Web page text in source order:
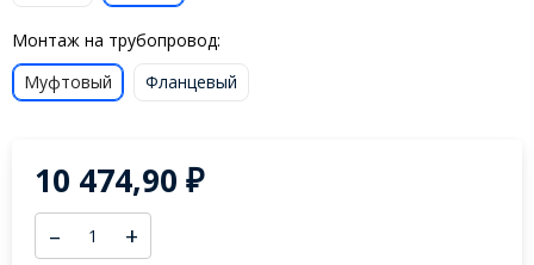
Монтаж на трубопровод:
Муфтовый
Фланцевый
10 474,90₽
– +